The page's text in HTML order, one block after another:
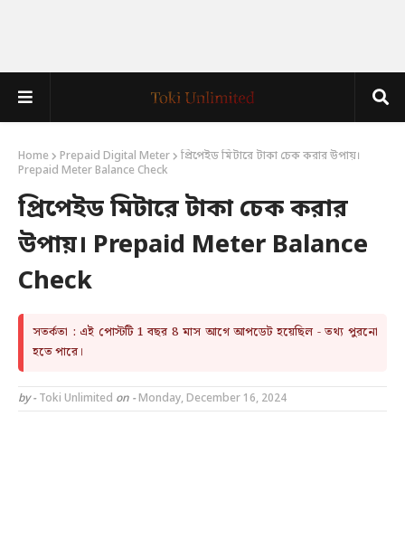
Home Prepaid Digital Meter
প্রিপেইড মিটারে টাকা চেক করার উপায়।
Prepaid Meter Balance Check
প্রিপেইড মিটারে টাকা চেক করার
উপায়। Prepaid Meter Balance
Check
সতর্কতা : এই পোস্টটি 1 বছর 8 মাস আগে আপডেট হয়েছিল - তথ্য পুরনো
হতে পারে।
by - Toki Unlimited on -Monday, December 16, 2024